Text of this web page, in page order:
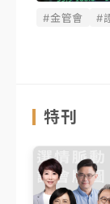
#金管會 #
特刊